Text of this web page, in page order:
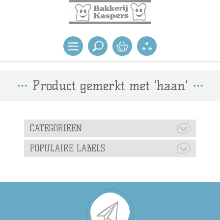
Product gemerkt met 'haan'
CATEGORIEEN
POPULAIRE LABELS